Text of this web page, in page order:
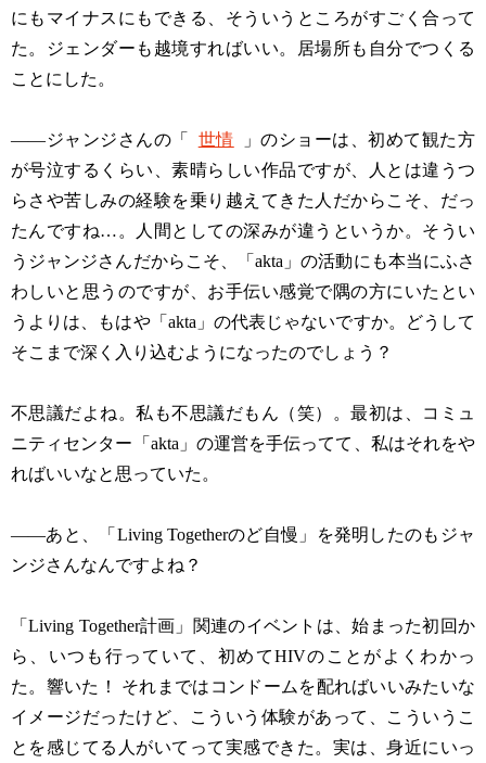
にもマイナスにもできる、そういうところがすごく合って
た。ジェンダーも越境すればいい。居場所も自分でつくる
ことにした。
——ジャンジさんの「 世情
」のショーは、初めて観た方
が号泣するくらい、素晴らしい作品ですが、人とは違うつ
らさや苦しみの経験を乗り越えてきた人だからこそ、だっ
たんですね…。人間としての深みが違うというか。そうい
うジャンジさんだからこそ、「akta」の活動にも本当にふさ
わしいと思うのですが、お手伝い感覚で隅の方にいたとい
うよりは、もはや「akta」の代表じゃないですか。どうして
そこまで深く入り込むようになったのでしょう？
不思議だよね。私も不思議だもん（笑）。最初は、コミュ
ニティセンター「akta」の運営を手伝ってて、私はそれをや
ればいいなと思っていた。
——あと、「Living Togetherのど自慢」を発明したのもジャ
ンジさんなんですよね？
「Living Together計画」関連のイベントは、始まった初回か
ら、いつも行っていて、初めてHIVのことがよくわかっ
た。響いた！ それまではコンドームを配ればいいみたいな
イメージだったけど、こういう体験があって、こういうこ
とを感じてる人がいてって実感できた。実は、身近にいっ